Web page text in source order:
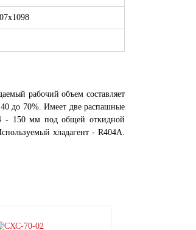
рабочий объем составляет
до 70%. Имеет две распашные
4 - 150 мм под общей откидной
хладагент - R404A.